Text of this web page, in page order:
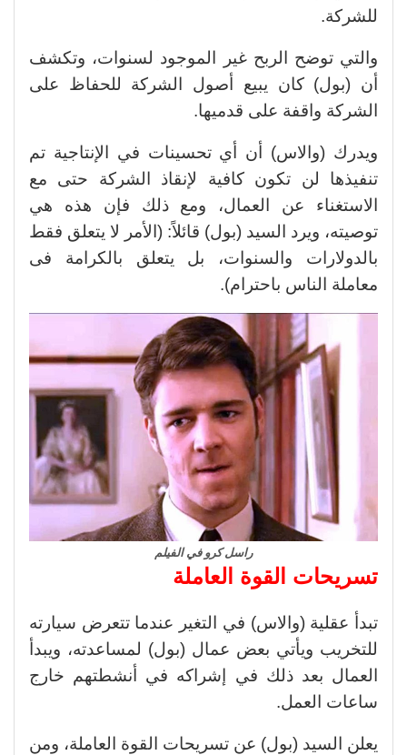
للشركة.
والتي توضح الربح غير الموجود لسنوات، وتكشف
أن (بول) كان يبيع أصول الشركة للحفاظ على
الشركة واقفة على قدميها.
ويدرك (والاس) أن أي تحسينات في الإنتاجية تم
تنفيذها لن تكون كافية لإنقاذ الشركة حتى مع
الاستغناء عن العمال، ومع ذلك فإن هذه هي
توصيته، ويرد السيد (بول) قائلاً: (الأمر لا يتعلق فقط
بالدولارات والسنوات، بل يتعلق بالكرامة فى
معاملة الناس باحترام).
راسل كرو في الفيلم
تسريحات القوة العاملة
تبدأ عقلية (والاس) في التغير عندما تتعرض سيارته
للتخريب ويأتي بعض عمال (بول) لمساعدته، ويبدأ
العمال بعد ذلك في إشراكه في أنشطتهم خارج
ساعات العمل.
يعلن السيد (بول) عن تسريحات القوة العاملة، ومن